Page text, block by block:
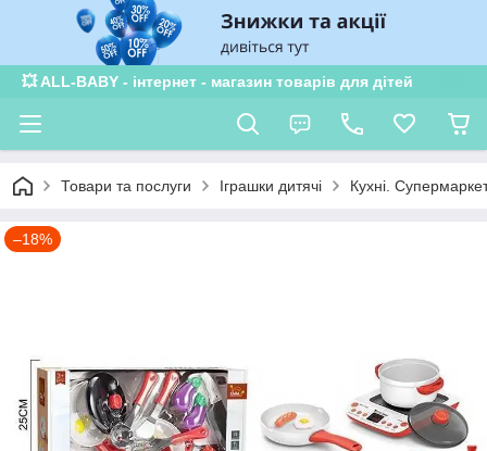
💥 ALL-BABY - інтернет - магазин товарів для дітей
Товари та послуги Іграшки дитячі Кухні.
–18%